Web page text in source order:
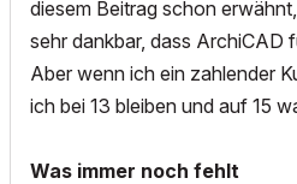
diesem Beitrag schon
sehr dankbar, dass ArchiCAD
Aber wenn ich ein zahlender
ich bei 13 bleiben und auf 15
Was immer noch fehlt